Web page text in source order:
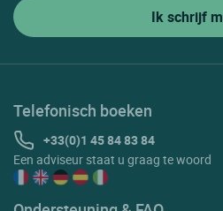
Telefonisch boeken
+33(0)1 45 84 83 84
Een adviseur staat u graag te woord